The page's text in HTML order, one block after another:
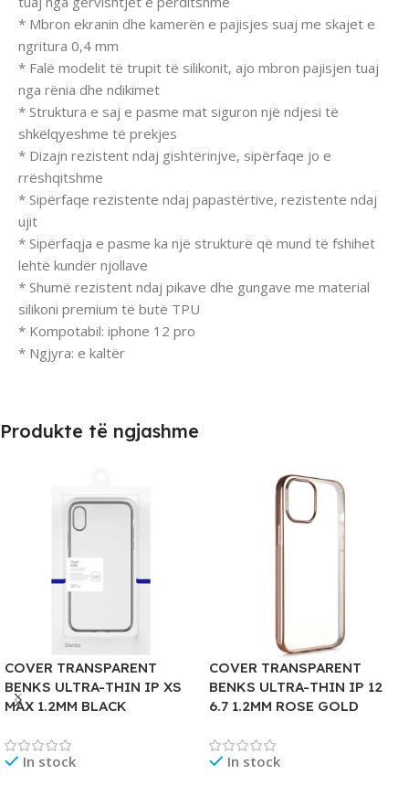
* Mbron ekranin dhe kamerën e pajisjes suaj me skajet e
ngritura 0,4 mm
* Falë modelit të trupit të silikonit, ajo mbron pajisjen tuaj
nga rënia dhe ndikimet
* Struktura e saj e pasme mat siguron një ndjesi të
shkëlqyeshme të prekjes
* Dizajn rezistent ndaj gishtërinjve, sipërfaqe jo e
rrëshqitshme
* Sipërfaqe rezistente ndaj papastërtive, rezistente ndaj
ujit
* Sipërfaqja e pasme ka një strukturë që mund të fshihet
lehtë kundër njollave
* Shumë rezistent ndaj pikave dhe gungave me material
silikoni premium të butë TPU
* Kompotabil: iphone 12 pro
* Ngjyra: e kaltër
Produkte të ngjashme
COVER TRANSPARENT
BENKS ULTRA-THIN IP XS
MAX 1.2MM BLACK
In stock
COVER TRANSPARENT
BENKS ULTRA-THIN IP 12
6.7 1.2MM ROSE GOLD
In stock